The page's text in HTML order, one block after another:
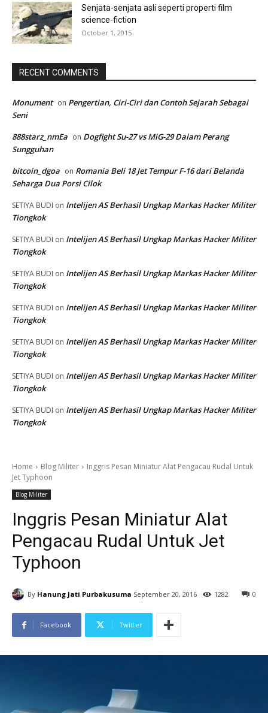
Senjata-senjata asli seperti properti film
science-fiction
October 1, 2015
RECENT COMMENTS
Monument on Pengertian, Ciri-Ciri dan Contoh Sejarah Sebagai
Seni
888starz_nmEa on Dogfight Su-27 vs MiG-29 Dalam Perang
Sungguhan
bitcoin_dgoa on Romania Beli 18 Jet Tempur F-16 dari Belanda
Seharga Dua Porsi Cilok
SETIYA BUDI on Intelijen AS Berhasil Ungkap Markas Hacker Militer
Tiongkok
SETIYA BUDI on Intelijen AS Berhasil Ungkap Markas Hacker Militer
Tiongkok
SETIYA BUDI on Intelijen AS Berhasil Ungkap Markas Hacker Militer
Tiongkok
SETIYA BUDI on Intelijen AS Berhasil Ungkap Markas Hacker Militer
Tiongkok
SETIYA BUDI on Intelijen AS Berhasil Ungkap Markas Hacker Militer
Tiongkok
SETIYA BUDI on Intelijen AS Berhasil Ungkap Markas Hacker Militer
Tiongkok
SETIYA BUDI on Intelijen AS Berhasil Ungkap Markas Hacker Militer
Tiongkok